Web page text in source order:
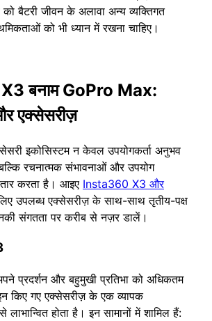
बैटरी जीवन के अलावा अन्य व्यक्तिगत
को भी ध्यान में रखना चाहिए।
बनाम GoPro Max:
एक्सेसरीज़
इकोसिस्टम न केवल उपयोगकर्ता अनुभव
रचनात्मक संभावनाओं और उपयोग
करता है। आइए Insta360 X3 और
उपलब्ध एक्सेसरीज़ के साथ-साथ तृतीय-पक्ष
संगतता पर करीब से नज़र डालें।
प्रदर्शन और बहुमुखी प्रतिभा को अधिकतम
किए गए एक्सेसरीज़ के एक व्यापक
लाभान्वित होता है। इन सामानों में शामिल हैं: